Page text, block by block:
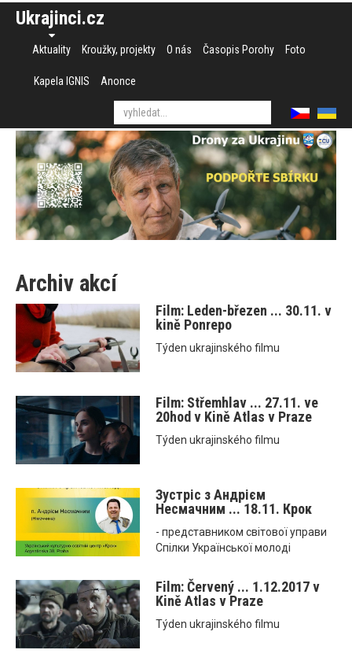
Ukrajinci.cz
Aktuality Kroužky, projekty O nás Časopis Porohy Foto
Kapela IGNIS Anonce
Archiv akcí
Film: Leden-březen ... 30.11. v
kině Ponrepo
Týden ukrajinského filmu
Film: Střemhlav ... 27.11. ve
20hod v Kině Atlas v Praze
Týden ukrajinského filmu
Зустріс з Андрієм
Несмачним ... 18.11. Крок
- представником світової управи
Спілки Української молоді
Film: Červený ... 1.12.2017 v
Kině Atlas v Praze
Týden ukrajinského filmu